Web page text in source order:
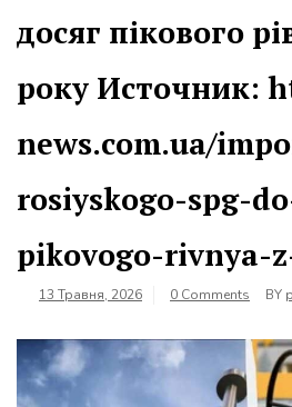
досяг пікового
року Источник:
news.com.ua/
rosiyskogo-spg-
pikovogo-rivnya-
13 Травня, 2026 0 Comments BY